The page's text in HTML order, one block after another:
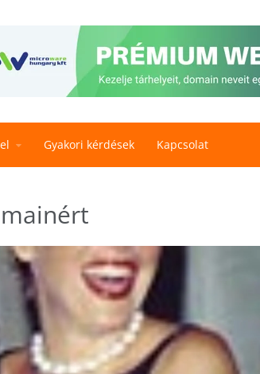
Gyakori kérdések Kapcsolat